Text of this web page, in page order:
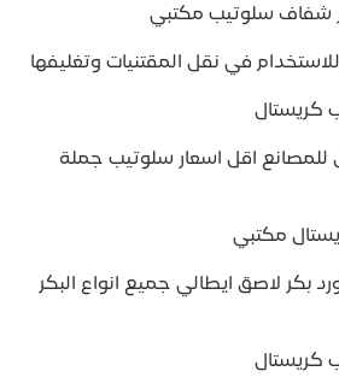
شفاف سلوتيب مكتبي
في نقل المقتنيات وتغليفها
كريستال
اقل اسعار سلوتيب جملة
مكتبي
بكر لاصق ايطالي جميع انواع البكر
كريستال